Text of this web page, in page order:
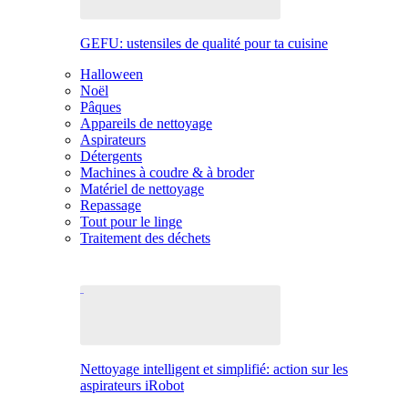
GEFU: ustensiles de qualité pour ta cuisine
Halloween
Noël
Pâques
Appareils de nettoyage
Aspirateurs
Détergents
Machines à coudre & à broder
Matériel de nettoyage
Repassage
Tout pour le linge
Traitement des déchets
Nettoyage intelligent et simplifié: action sur les
aspirateurs iRobot